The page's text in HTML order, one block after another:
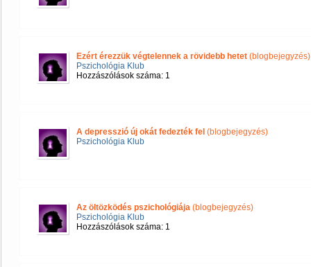
Ezért érezzük végtelennek a rövidebb hetet (blogbejegyzés)
Pszichológia Klub
Hozzászólások száma: 1
A depresszió új okát fedezték fel (blogbejegyzés)
Pszichológia Klub
Az öltözködés pszichológiája (blogbejegyzés)
Pszichológia Klub
Hozzászólások száma: 1